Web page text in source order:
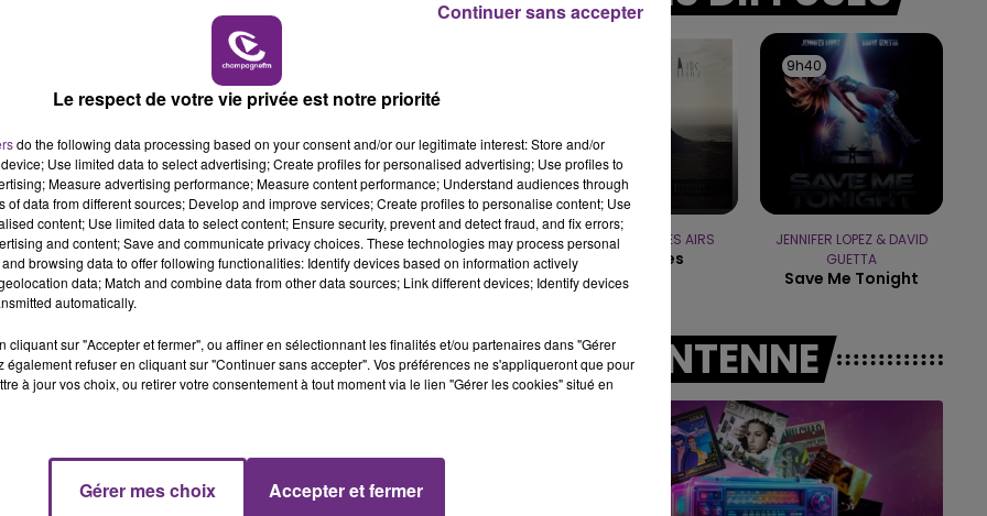
14h00 - 15h00
LA RADIO POP
15h00 - 19h00
LE CLUB CHAMPAGNE FM
du CHU de Reims.
matin, vers la polyclinique de Bezannes.
hospitalier.
BOULEVARD DES AIRS
Bruxelles
9h40
9h40
JENNIFER LOPEZ & DAVID
GUETTA
Save Me Tonight
A L'ANTENNE
Le respect de votre vie privée est notre priorité
do the following data processing based on your consent and/or our legitimate interest: Store and/or
Use limited data to select advertising; Create profiles for personalised advertising; Use profiles to
Measure advertising performance; Measure content performance; Understand audiences through
of data from different sources; Develop and improve services; Create profiles to personalise content; Use
content; Use limited data to select content; Ensure security, prevent and detect fraud, and fix errors;
and content; Save and communicate privacy choices. These technologies may process personal
browsing data to offer following functionalities: Identify devices based on information actively
data; Match and combine data from other data sources; Link different devices; Identify devices
automatically.
cliquant sur "Accepter et fermer", ou affiner en sélectionnant les finalités et/ou partenaires dans "Gérer
également refuser en cliquant sur "Continuer sans accepter". Vos préférences ne s'appliqueront que pour
à jour vos choix, ou retirer votre consentement à tout moment via le lien "Gérer les cookies" situé en
Gérer mes choix Accepter et fermer
Continuer sans accepter